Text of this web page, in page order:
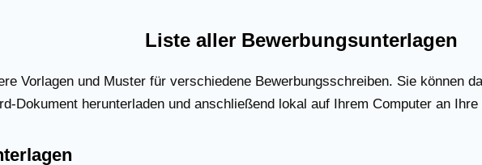
Liste aller Bewerbungsunterlagen
Vorlagen und Muster für verschiedene Bewerbungsschreiben. Sie können
Dokument herunterladen und anschließend lokal auf Ihrem Computer an